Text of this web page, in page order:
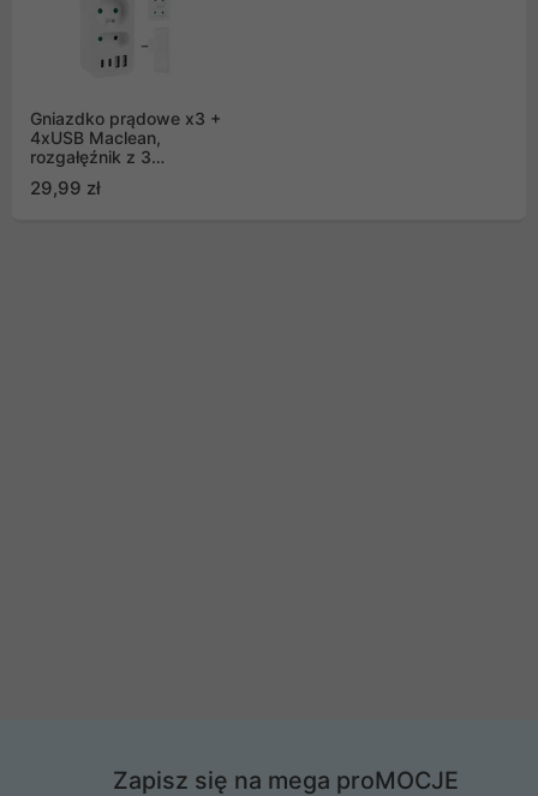
Gniazdko prądowe x3 +
4xUSB Maclean,
rozgałęźnik z 3
2xUSB C PD 20W,
29,99 zł
Zapisz się na mega proMOCJE